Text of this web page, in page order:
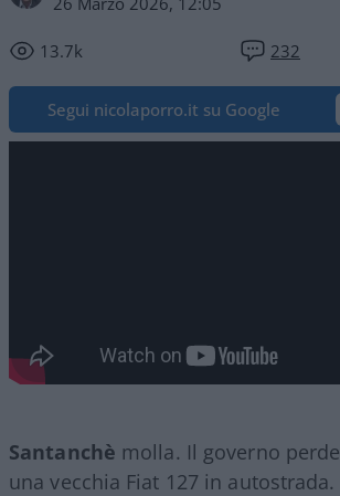
13.7k 232
Segui nicolaporro.it su Google
Santanchè molla. Il governo
una vecchia Fiat 127 in